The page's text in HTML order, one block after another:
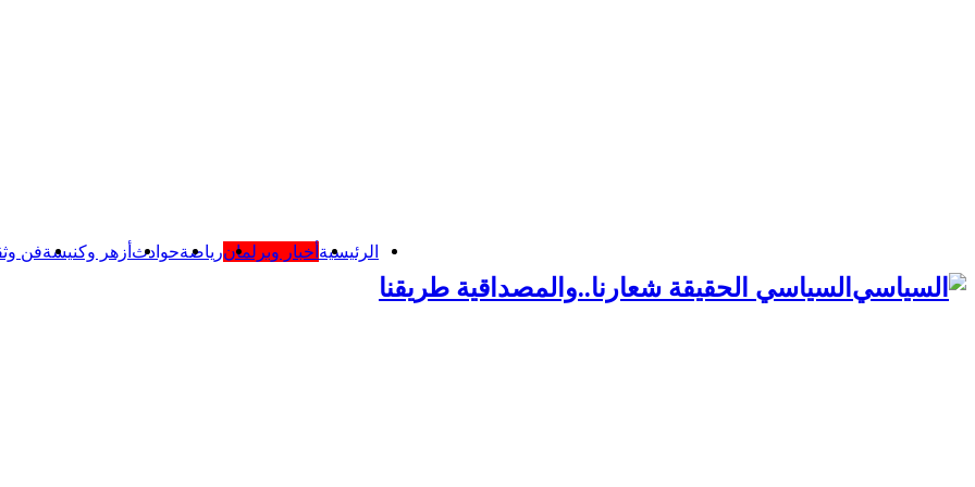
السياسي الحقيقة شعارنا..والمصداقية طريقنا
الرئيسيةأخبار وبرلمانرياضةحوادثأزهر وكنيسةفن